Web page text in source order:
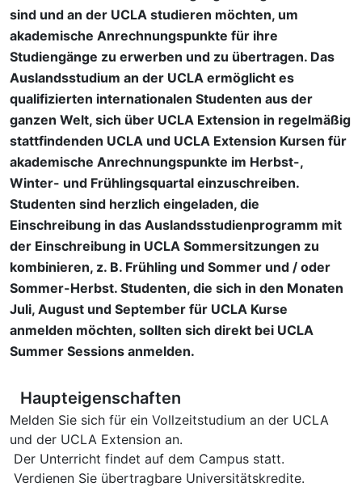
sind und an der UCLA studieren möchten, um
akademische Anrechnungspunkte für ihre
Studiengänge zu erwerben und zu übertragen. Das
Auslandsstudium an der UCLA ermöglicht es
qualifizierten internationalen Studenten aus der
ganzen Welt, sich über UCLA Extension in regelmäßig
stattfindenden UCLA und UCLA Extension Kursen für
akademische Anrechnungspunkte im Herbst-,
Winter- und Frühlingsquartal einzuschreiben.
Studenten sind herzlich eingeladen, die
Einschreibung in das Auslandsstudienprogramm mit
der Einschreibung in UCLA Sommersitzungen zu
kombinieren, z. B. Frühling und Sommer und / oder
Sommer-Herbst. Studenten, die sich in den Monaten
Juli, August und September für UCLA Kurse
anmelden möchten, sollten sich direkt bei UCLA
Summer Sessions anmelden.
Haupteigenschaften
Melden Sie sich für ein Vollzeitstudium an der UCLA
und der UCLA Extension an.
Der Unterricht findet auf dem Campus statt.
Verdienen Sie übertragbare Universitätskredite.